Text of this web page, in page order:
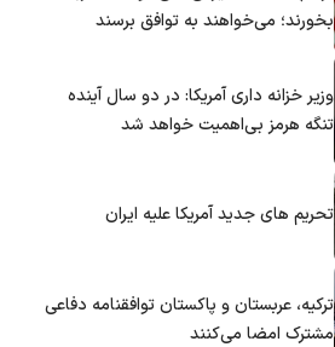
بخورند؛ می‌خواهند به توافق برسند
وزیر خزانه داری آمریکا: در دو سال آینده
تنگه هرمز بی‌اهمیت خواهد شد
تحریم های جدید آمریکا علیه ایران
ترکیه، عربستان و پاکستان توافقنامه دفاعی
مشترک امضا می‌کنند